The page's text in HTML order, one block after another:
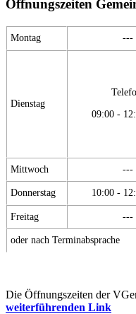
Öffnungszeiten
Montag ---
Dienstag
09:00 -
Mittwoch ---
Donnerstag 10:00 -
Freitag ---
oder nach Terminabsprache
Die Öffnungszeiten der
weiterführenden Link